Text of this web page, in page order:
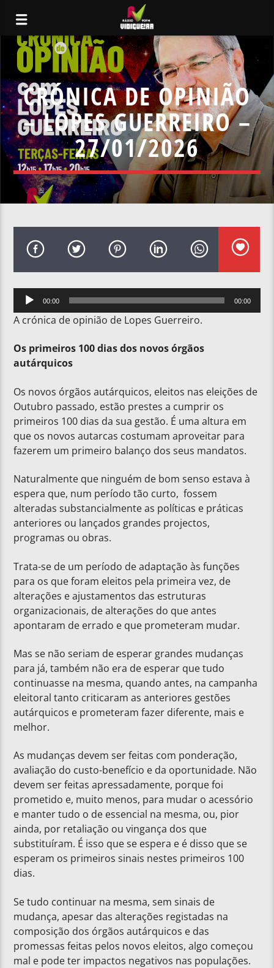
CRÓNICA DE OPINIÃO
– LOPES GUERREIRO –
27/01/2026
Reprodutor
de
áudio
00:00 00:00
A crónica de opinião de Lopes Guerreiro.
Os primeiros 100 dias dos novos órgãos
autárquicos
Os novos órgãos autárquicos, eleitos nas eleições de
Outubro passado, estão prestes a cumprir os
primeiros 100 dias da sua gestão. É uma altura em
que os novos autarcas costumam aproveitar para
fazerem um primeiro balanço dos seus mandatos.
Naturalmente que ninguém de bom senso estava à
espera que, num período tão curto, fossem
alteradas substancialmente as políticas e práticas
anteriores ou lançados grandes projectos,
programas ou obras.
Trata-se de um período de adaptação às funções
para os que foram eleitos pela primeira vez, de
alterações e ajustamentos das estruturas
organizacionais, de alterações do que antes
apontaram de errado e que prometeram mudar.
Mas se não seriam de esperar grandes mudanças
para já, também não era de esperar que tudo
continuasse na mesma, quando antes, na campanha
eleitoral tanto criticaram as anteriores gestões
autárquicos e prometeram fazer diferente, mais e
melhor.
As mudanças devem ser feitas com ponderação,
avaliação do custo-benefício e da oportunidade. Não
devem ser feitas apressadamente, porque foi
prometido e, muito menos, para mudar o acessório
e manter tudo o de essencial na mesma, ou, pior
ainda, por retaliação ou vingança dos que
substituíram. É isso que se espera e é disso que se
esperam os primeiros sinais nestes primeiros 100
dias.
Se tudo continuar na mesma, sem sinais de
mudança, apesar das alterações registadas na
composição dos órgãos autárquicos e das
promessas feitas pelos novos eleitos, algo começou
mal e pode ter impactos negativos nas populações.